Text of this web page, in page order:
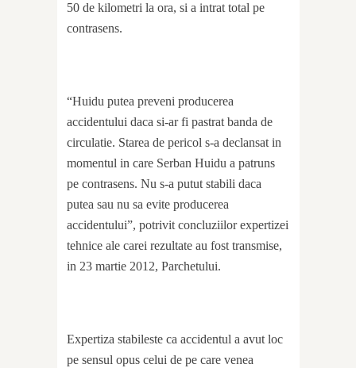
50 de kilometri la ora, si a intrat total pe
contrasens.
“Huidu putea preveni producerea
accidentului daca si-ar fi pastrat banda de
circulatie. Starea de pericol s-a declansat in
momentul in care Serban Huidu a patruns
pe contrasens. Nu s-a putut stabili daca
putea sau nu sa evite producerea
accidentului”, potrivit concluziilor expertizei
tehnice ale carei rezultate au fost transmise,
in 23 martie 2012, Parchetului.
Expertiza stabileste ca accidentul a avut loc
pe sensul opus celui de pe care venea